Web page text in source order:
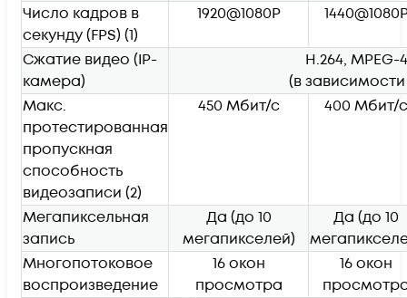
Число кадров в
секунду (FPS) (1)
1920@1080P
Сжатие видео (IP-
камера)
H.264, MPEG-
(в
Макс.
протестированная
пропускная
способность
видеозаписи (2)
450 Мбит/с 400 Мбит/с
Мегапиксельная
запись
Да (до 10
мегапикселей)
Да (до 10
Многопотоковое
воспроизведение
16 окон
просмотра
16 окон